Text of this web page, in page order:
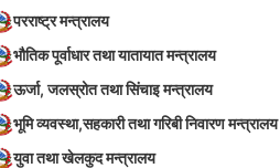
परराष्ट्र मन्त्रालय
भौतिक पूर्वाधार तथा यातायात मन्त्रालय
ऊर्जा, जलस्रोत तथा सिंचाइ मन्त्रालय
भूमि व्यवस्था,सहकारी तथा गरिबी निवारण मन्त्रालय
युवा तथा खेलकुद मन्त्रालय